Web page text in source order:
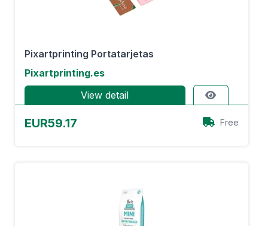
Pixartprinting Portatarjetas
Pixartprinting.es
View detail
EUR59.17 Free